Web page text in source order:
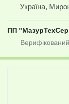
Україна,
ПП